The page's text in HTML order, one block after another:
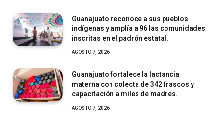
Guanajuato reconoce a sus pueblos
indígenas y amplía a 96 las comunidades
inscritas en el padrón estatal.
AGOSTO 7, 2026
Guanajuato fortalece la lactancia
materna con colecta de 342 frascos y
capacitación a miles de madres.
AGOSTO 7, 2026